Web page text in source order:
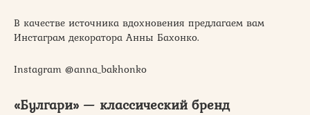
В качестве источника вдохновения предлагаем вам
Инстаграм декоратора Анны Бахонко.
Instagram @anna_bakhonko
«Булгари» — классический бренд